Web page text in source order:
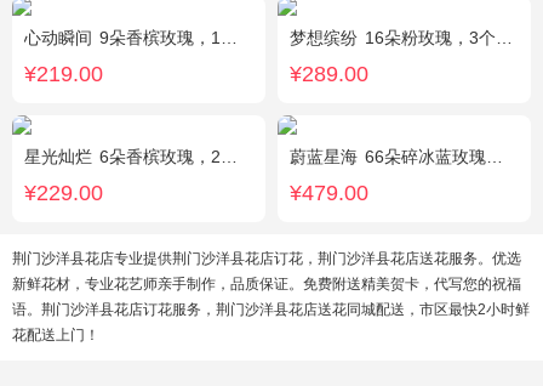
心动瞬间 9朵香槟玫瑰，1个蓝色绣球，1支多头白百合，桔梗、绿叶搭配
¥219.00
梦想缤纷 16朵粉玫瑰，3个白色乒乓菊，一个紫色绣球，紫色桔梗、绿叶搭配
¥289.00
星光灿烂 6朵香槟玫瑰，2朵向日葵，1个蓝色绣球，桔梗、小花、绿叶搭配
¥229.00
蔚蓝星海 66朵碎冰蓝玫瑰，外围满天星环绕
¥479.00
荆门沙洋县花店专业提供荆门沙洋县花店订花，荆门沙洋县花店送花服务。优选
新鲜花材，专业花艺师亲手制作，品质保证。免费附送精美贺卡，代写您的祝福
语。荆门沙洋县花店订花服务，荆门沙洋县花店送花同城配送，市区最快2小时鲜
花配送上门！